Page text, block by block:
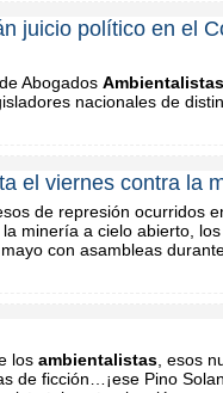
juicio político en el
Abogados Ambientalistas
nacionales de
el viernes contra la
de represión ocurridos
minería a cielo abierto,
con asambleas
los ambientalistas , esos
de ficción…¡ese Pino